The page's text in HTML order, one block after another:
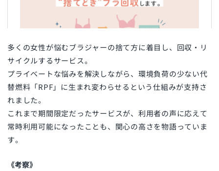
多くの女性が悩むブラジャーの捨て方に着目し、回収・リ
サイクルするサービス。
プライベートな悩みを解決しながら、環境負荷の少ない代
替燃料「RPF」に生まれ変わらせるという仕組みが支持さ
れました。
これまで期間限定だったサービスが、利用者の声に応えて
常時利用可能になったことも、関心の高さを物語っていま
す。
《考察》